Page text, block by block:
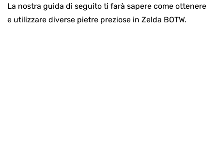
La nostra guida di seguito ti farà sapere come ottenere
e utilizzare diverse pietre preziose in Zelda BOTW.